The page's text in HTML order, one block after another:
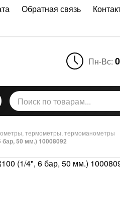
Обратная связь
Пн-Вс:
термометры, термоманометры
50 мм.) 10008092